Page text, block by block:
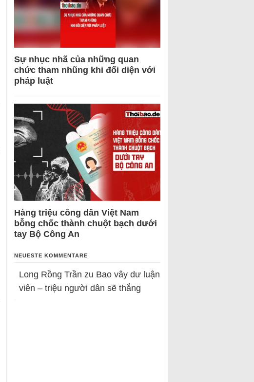
Sự nhục nhã của những quan
chức tham nhũng khi đối diện với
pháp luật
Hàng triệu công dân Việt Nam
bỗng chốc thành chuột bạch dưới
tay Bộ Công An
NEUESTE KOMMENTARE
Long Rồng Trần zu Bao vây dư luận
viên – triệu người dân sẽ thắng